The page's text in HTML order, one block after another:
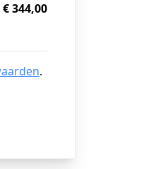
€ 344,00
.